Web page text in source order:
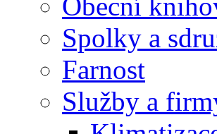
Obecní
Spolky a
Farnost
Služby a